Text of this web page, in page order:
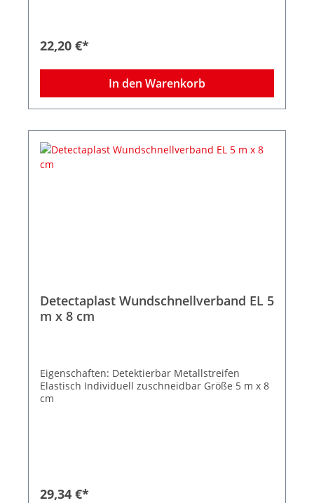
22,20 €*
In den Warenkorb
Detectaplast Wundschnellverband EL 5
m x 8 cm
Eigenschaften: Detektierbar Metallstreifen
Elastisch Individuell zuschneidbar Größe 5 m x 8
cm
29,34 €*